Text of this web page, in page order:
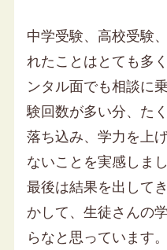
中学受験、高校受験
れたことはとても多
ンタル面でも相談に
験回数が多い分、た
落ち込み、学力を上
ないことを実感しま
最後は結果を出して
かして、生徒さんの
らなと思っています